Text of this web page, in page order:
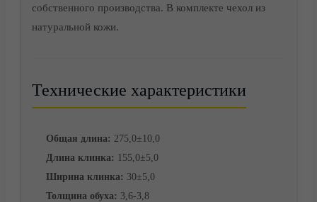
Корзина
собственного производства. В комплекте чехол из
натуральной кожи.
Технические характеристики
Общая длина: 275,0±10,0
Длина клинка: 155,0±5,0
Ширина клинка: 30±5,0
Толщина обуха: 3,6-3,8